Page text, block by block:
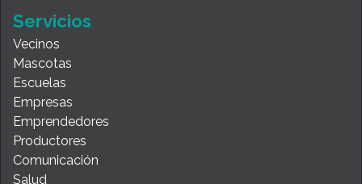
Servicios
Vecinos
Mascotas
Escuelas
Empresas
Emprendedores
Productores
Comunicación
Salud